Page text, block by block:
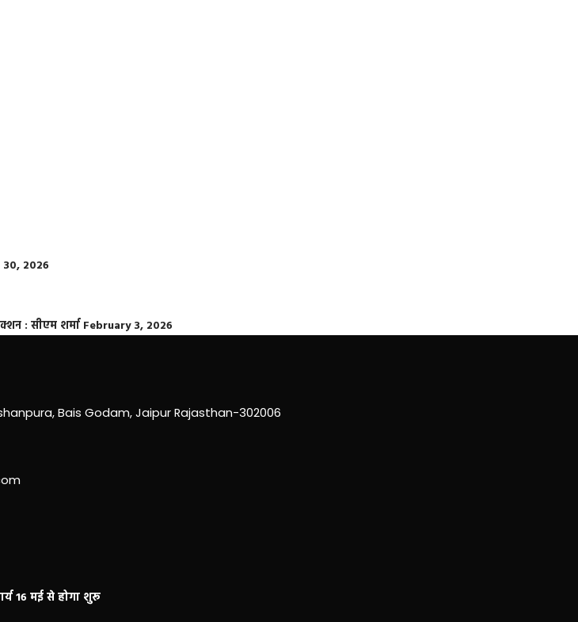
2026
: सीएम शर्मा February 3, 2026
Bais Godam, Jaipur Rajasthan-302006
16 मई से होगा शुरू